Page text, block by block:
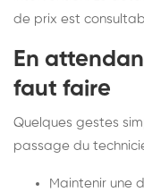
de prix est
En
faut faire
Quelques gestes
passage du
Maintenir une